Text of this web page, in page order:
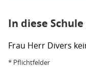
In diese
Frau Herr Divers
* Pflichtfelder